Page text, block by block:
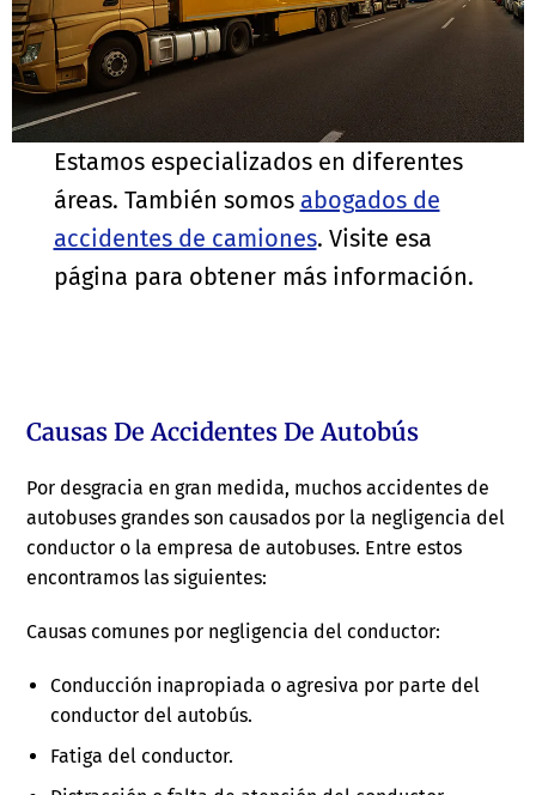
Estamos especializados en diferentes
áreas. También somos abogados de
accidentes de camiones. Visite esa
página para obtener más información.
Causas De Accidentes De Autobús
Por desgracia en gran medida, muchos accidentes de
autobuses grandes son causados por la negligencia del
conductor o la empresa de autobuses. Entre estos
encontramos las siguientes:
Causas comunes por negligencia del conductor:
Conducción inapropiada o agresiva por parte del
conductor del autobús.
Fatiga del conductor.